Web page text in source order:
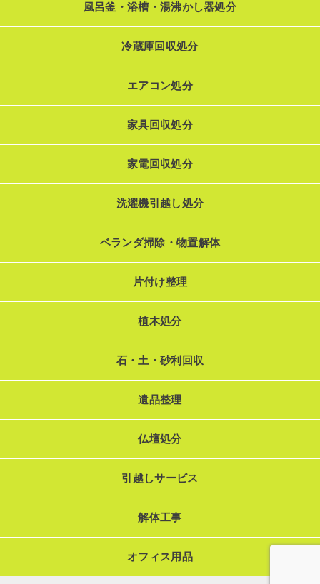
風呂釜・浴槽・湯沸かし器処分
冷蔵庫回収処分
エアコン処分
家具回収処分
家電回収処分
洗濯機引越し処分
ベランダ掃除・物置解体
片付け整理
植木処分
石・土・砂利回収
遺品整理
仏壇処分
引越しサービス
解体工事
オフィス用品